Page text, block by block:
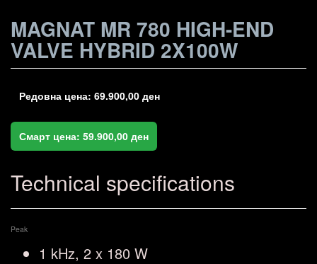
MAGNAT MR 780 HIGH-END
VALVE HYBRID 2X100W
Редовна цена: 69.900,00 ден
Смарт цена: 59.900,00 ден
Technical specifications
Peak
1 kHz, 2 x 180 W